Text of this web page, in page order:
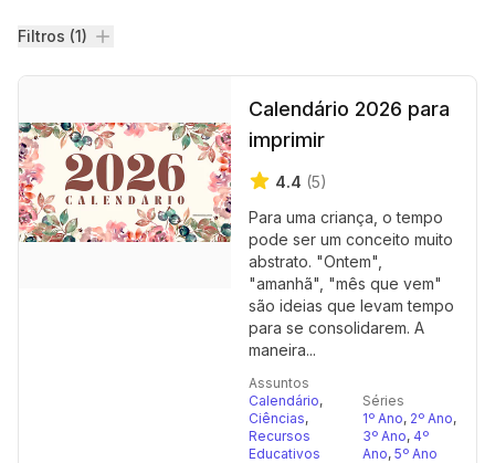
Filtros
Filtros (1)
Calendário 2026 para
imprimir
4.4 (5)
Para uma criança, o tempo
pode ser um conceito muito
abstrato. "Ontem",
"amanhã", "mês que vem"
são ideias que levam tempo
para se consolidarem. A
maneira...
Assuntos
Calendário,
Ciências,
Recursos
Educativos
Séries
1º Ano, 2º Ano,
3º Ano, 4º
Ano, 5º Ano